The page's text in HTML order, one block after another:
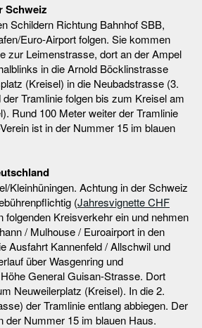
Schweiz
Schildern Richtung Bahnhof SBB,
Euro-Airport folgen. Sie kommen
zur Leimenstrasse, dort an der Ampel
in die Arnold Böcklinstrasse
(Kreisel) in die Neubadstrasse (3.
Tramlinie folgen bis zum Kreisel am
Rund 100 Meter weiter der Tramlinie
ist in der Nummer 15 im blauen
Kleinhüningen. Achtung in der Schweiz
(Jahresvignette CHF
folgenden Kreisverkehr ein und nehmen
/ Mulhouse / Euroairport in den
Ausfahrt Kannenfeld / Allschwil und
über Wasgenring und
General Guisan-Strasse. Dort
Neuweilerplatz (Kreisel). In die 2.
der Tramlinie entlang abbiegen. Der
der Nummer 15 im blauen Haus.